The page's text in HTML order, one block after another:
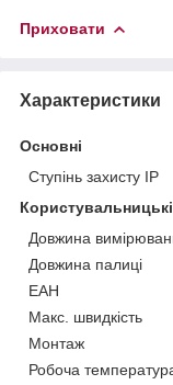
Приховати
Характеристики
Основні
Ступінь захисту IP
Довжина
Довжина палиці
ЕАН
Макс. швидкість
Монтаж
Робоча